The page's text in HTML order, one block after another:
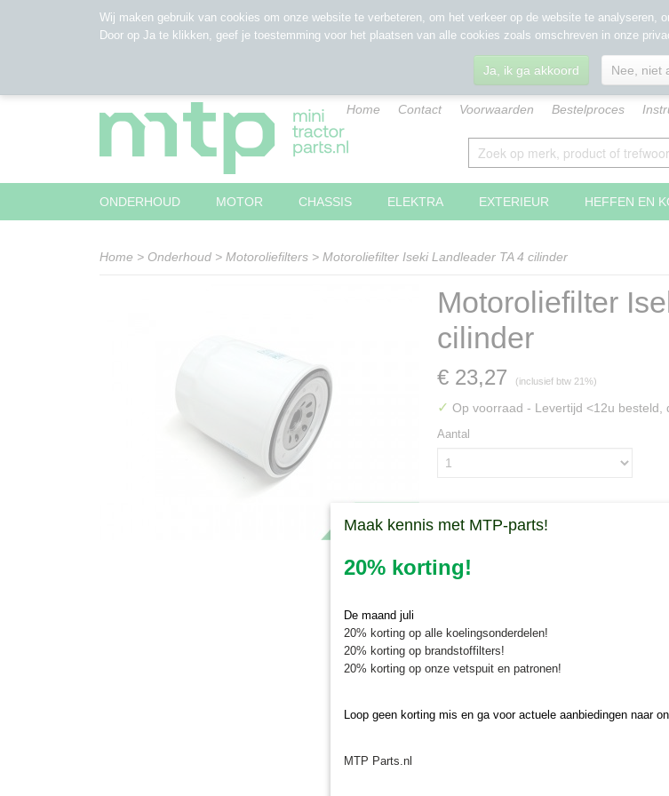
Home Contact Voorwaarden Bestelproces
ONDERHOUD MOTOR CHASSIS ELEKTRA EXTERIEUR HEFFEN EN
Home > Onderhoud > Motoroliefilters > Motoroliefilter Iseki Landleader TA 4 cilinder
Motoroliefilter
cilinder
€ 23,27 (inclusief btw 21%)
✓ Op voorraad - Levertijd <12u besteld,
Aantal
IN WINKELWAGEN
Specificaties
Motoroliefilter Iseki
Motoroliefilter voor diverse Iseki
of 4JE1
Wij maken gebruik van cookies om onze website te verbeteren, om het verkeer op de website te analyseren,
Door op Ja te klikken, geef je toestemming voor het plaatsen van alle cookies zoals omschreven in onze
Ja, ik ga akkoord Nee, niet
Maak kennis met MTP-parts!
20% korting!
De maand juli
20% korting op alle koelingsonderdelen!
20% korting op brandstoffilters!
20% korting op onze vetspuit en patronen!
Loop geen korting mis en ga voor actuele aanbiedingen naar
MTP Parts.nl